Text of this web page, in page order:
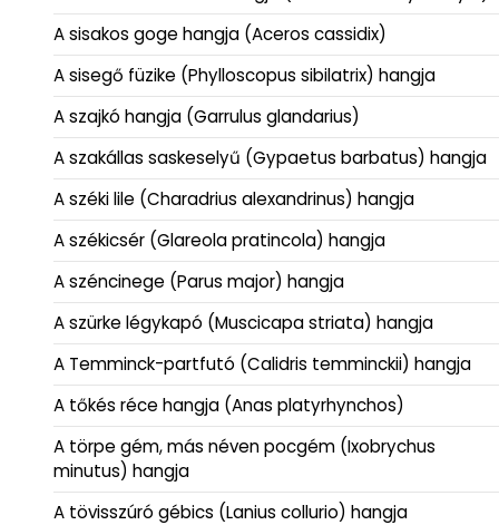
A sisakos goge hangja (Aceros cassidix)
A sisegő füzike (Phylloscopus sibilatrix) hangja
A szajkó hangja (Garrulus glandarius)
A szakállas saskeselyű (Gypaetus barbatus) hangja
A széki lile (Charadrius alexandrinus) hangja
A székicsér (Glareola pratincola) hangja
A széncinege (Parus major) hangja
A szürke légykapó (Muscicapa striata) hangja
A Temminck-partfutó (Calidris temminckii) hangja
A tőkés réce hangja (Anas platyrhynchos)
A törpe gém, más néven pocgém (Ixobrychus
minutus) hangja
A tövisszúró gébics (Lanius collurio) hangja